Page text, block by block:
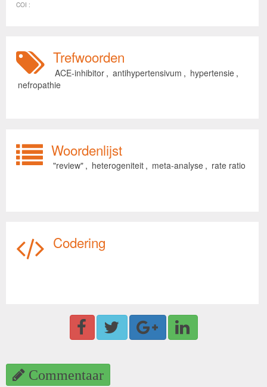
COI :
Trefwoorden
ACE-inhibitor , antihypertensivum , hypertensie ,
nefropathie
Woordenlijst
"review" , heterogeniteit , meta-analyse , rate ratio
Codering
Commentaar